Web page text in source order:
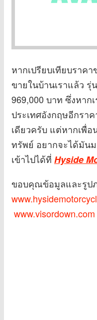
หากเปรียบเทียบราคา
ขายในบ้านเราแล้ว รุ่
969,000 บาท ซึ่งหาก
ประเทศอังกฤษอีกรา
เดียวครับ แต่หากเพื่อ
ทรัพย์ อยากจะได้มัน
เข้าไปได้ที่ Hyside
ขอบคุณข้อมูลและรูป
www.visordown.com